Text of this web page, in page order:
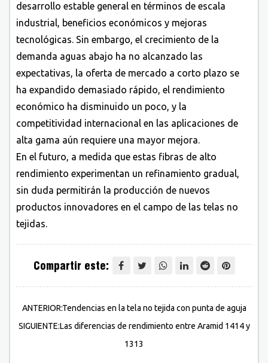
desarrollo estable general en términos de escala
industrial, beneficios económicos y mejoras
tecnológicas. Sin embargo, el crecimiento de la
demanda aguas abajo ha no alcanzado las
expectativas, la oferta de mercado a corto plazo se
ha expandido demasiado rápido, el rendimiento
económico ha disminuido un poco, y la
competitividad internacional en las aplicaciones de
alta gama aún requiere una mayor mejora.
En el futuro, a medida que estas fibras de alto
rendimiento experimentan un refinamiento gradual,
sin duda permitirán la producción de nuevos
productos innovadores en el campo de las telas no
tejidas.
Compartir este:
ANTERIOR:Tendencias en la tela no tejida con punta de aguja
SIGUIENTE:Las diferencias de rendimiento entre Aramid 1414 y
1313